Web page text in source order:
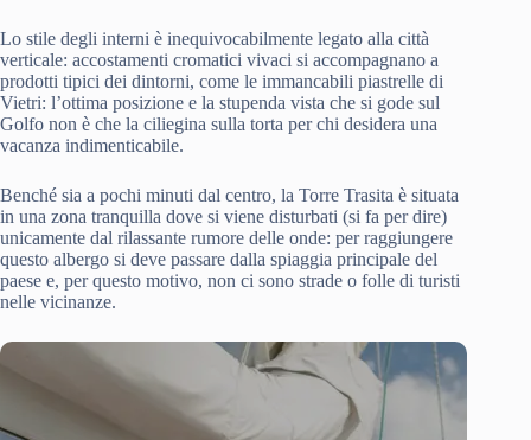
Lo stile degli interni è inequivocabilmente legato alla città
verticale: accostamenti cromatici vivaci si accompagnano a
prodotti tipici dei dintorni, come le immancabili piastrelle di
Vietri: l’ottima posizione e la stupenda vista che si gode sul
Golfo non è che la ciliegina sulla torta per chi desidera una
vacanza indimenticabile.
Benché sia a pochi minuti dal centro, la Torre Trasita è situata
in una zona tranquilla dove si viene disturbati (si fa per dire)
unicamente dal rilassante rumore delle onde: per raggiungere
questo albergo si deve passare dalla spiaggia principale del
paese e, per questo motivo, non ci sono strade o folle di turisti
nelle vicinanze.